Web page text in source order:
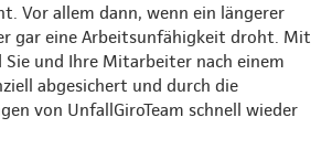
Vor allem dann, wenn ein längerer
gar eine Arbeitsunfähigkeit droht. Mit
Sie und Ihre Mitarbeiter nach einem
abgesichert und durch die
von UnfallGiroTeam schnell wieder